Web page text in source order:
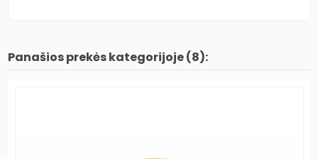
Panašios prekės kategorijoje (8):